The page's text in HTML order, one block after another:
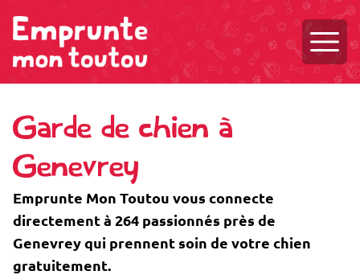
Garde de chien à
Genevrey
Emprunte Mon Toutou vous connecte
directement à 264 passionnés près de
Genevrey qui prennent soin de votre chien
gratuitement.